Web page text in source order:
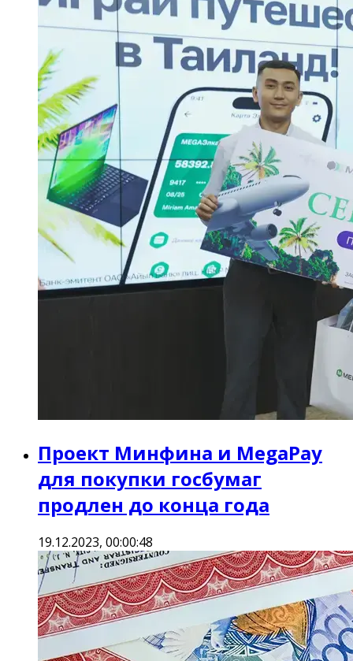
Проект Минфина и MegaPay
для покупки госбумаг
продлен до конца года
19.12.2023, 00:00:48